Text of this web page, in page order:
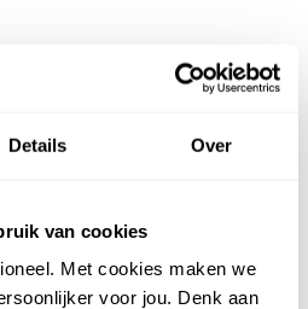
Details Over
van cookies
Met cookies maken we
voor jou. Denk aan